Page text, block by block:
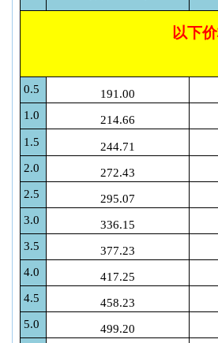
以下
0.5 191.00
1.0
214.66
1.5
244.71
2.0
272.43
2.5
295.07
3.0
336.15
3.5
377.23
4.0
417.25
4.5
458.23
5.0
499.20